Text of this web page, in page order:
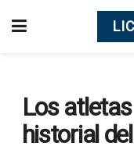
Los
historial